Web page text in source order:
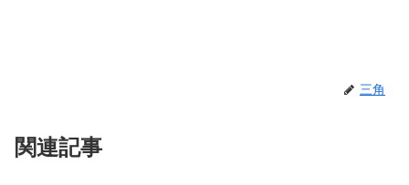
三角
関連記事